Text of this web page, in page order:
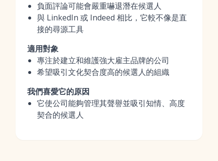
負面評論可能會嚴重嚇退潛在候選人
與 LinkedIn 或 Indeed 相比，它較不像是直
接的尋源工具
適用對象
專注於建立和維護強大雇主品牌的公司
希望吸引文化契合度高的候選人的組織
我們喜愛它的原因
它使公司能夠管理其聲譽並吸引知情、高度
契合的候選人